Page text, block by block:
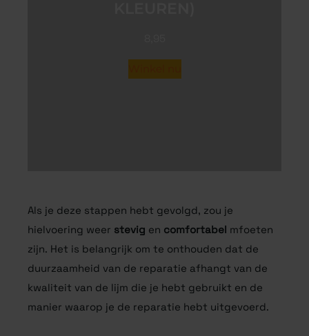
Als je deze stappen hebt gevolgd, zou je
hielvoering weer stevig en comfortabel mfoeten
zijn. Het is belangrijk om te onthouden dat de
duurzaamheid van de reparatie afhangt van de
kwaliteit van de lijm die je hebt gebruikt en de
manier waarop je de reparatie hebt uitgevoerd.